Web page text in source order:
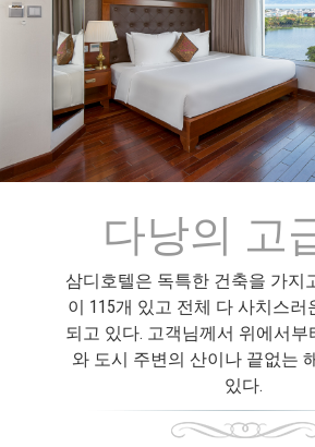
다낭의 고
삼디호텔은 독특한 건축을 가지
이 115개 있고 전체 다 사치스러
되고 있다. 고객님께서 위에서부
와 도시 주변의 산이나 끝없는
있다.